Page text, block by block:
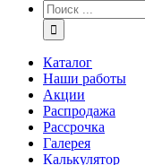
Каталог
Наши работы
Акции
Распродажа
Рассрочка
Галерея
Калькулятор